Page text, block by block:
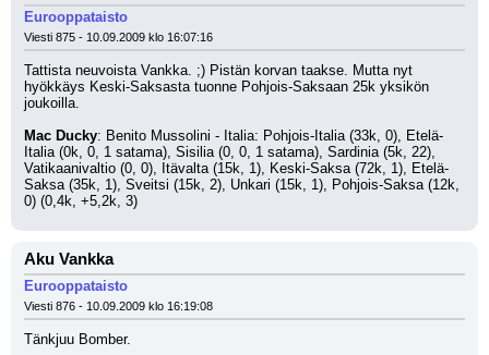
Eurooppataisto
Viesti 875 - 10.09.2009 klo 16:07:16
Tattista neuvoista Vankka. ;) Pistän korvan taakse. Mutta nyt
hyökkäys Keski-Saksasta tuonne Pohjois-Saksaan 25k yksikön
joukoilla.
Mac Ducky: Benito Mussolini - Italia: Pohjois-Italia (33k, 0), Etelä-
Italia (0k, 0, 1 satama), Sisilia (0, 0, 1 satama), Sardinia (5k, 22),
Vatikaanivaltio (0, 0), Itävalta (15k, 1), Keski-Saksa (72k, 1), Etelä-
Saksa (35k, 1), Sveitsi (15k, 2), Unkari (15k, 1), Pohjois-Saksa (12k,
0) (0,4k, +5,2k, 3)
Aku Vankka
Eurooppataisto
Viesti 876 - 10.09.2009 klo 16:19:08
Tänkjuu Bomber.